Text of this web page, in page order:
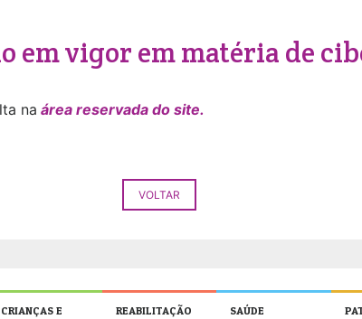
em vigor em matéria de
na área reservada do site.
VOLTAR
CRIANÇAS E
REABILITAÇÃO
SAÚDE